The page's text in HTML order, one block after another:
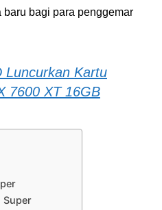
bagi para penggemar
Luncurkan Kartu
7600 XT 16GB
Super